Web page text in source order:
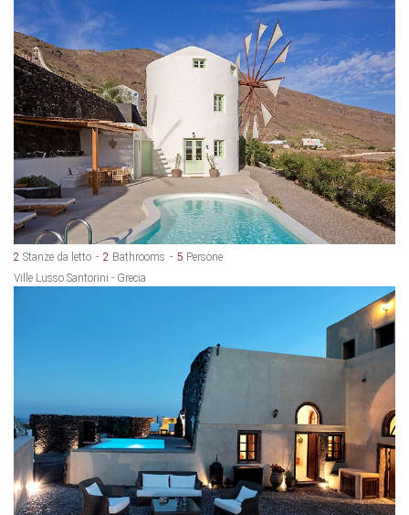
2 Stanze da letto 2 Bathrooms 5 Persone
Ville Lusso Santorini - Grecia